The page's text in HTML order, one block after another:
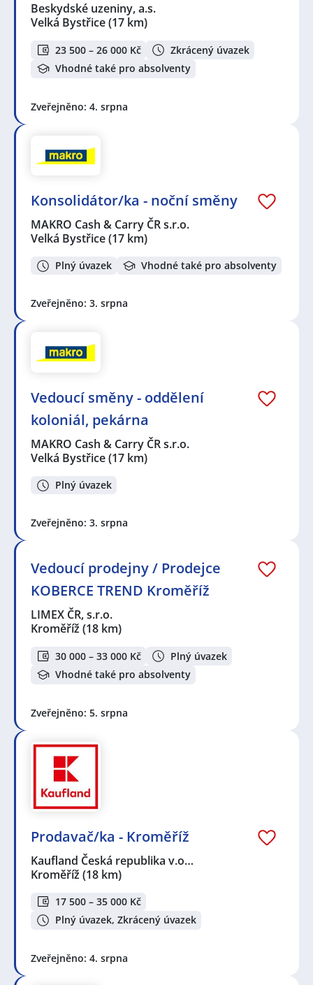
Beskydské uzeniny, a.s.
Velká Bystřice(17 km)
23 500 – 26 000 Kč
Zkrácený úvazek
Vhodné také pro absolventy
Zveřejněno: 4. srpna
Konsolidátor/ka - noční směny
MAKRO Cash & Carry ČR s.r.o.
Velká Bystřice(17 km)
Plný úvazek Vhodné také pro absolventy
Zveřejněno: 3. srpna
Vedoucí směny - oddělení
koloniál, pekárna
MAKRO Cash & Carry ČR s.r.o.
Velká Bystřice(17 km)
Plný úvazek
Zveřejněno: 3. srpna
Vedoucí prodejny / Prodejce
KOBERCE TREND Kroměříž
LIMEX ČR, s.r.o.
Kroměříž (18 km)
30 000 – 33 000 Kč
Plný úvazek
Vhodné také pro absolventy
Zveřejněno: 5. srpna
Prodavač/ka - Kroměříž
Kaufland Česká republika v.o…
Kroměříž (18 km)
17 500 – 35 000 Kč
Plný úvazek, Zkrácený úvazek
Zveřejněno: 4. srpna